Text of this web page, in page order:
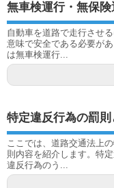
無車検運行・無保
自動車を道路で走行させ
意味で安全である必要が
は無車検運行...
特定違反行為の罰
ここでは、道路交通法上
則内容を紹介します。特
違反行為のう...